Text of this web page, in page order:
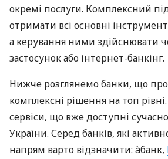
окремі послуги. Комплексний
отримати всі основні
а керування ними здійснювати
застосунок або інтернет-банкінг.
Нижче розглянемо банки, що
комплексні рішення на топ
сервіси, що вже доступні
України. Серед банків, які
напрям варто відзначити: àбанк,